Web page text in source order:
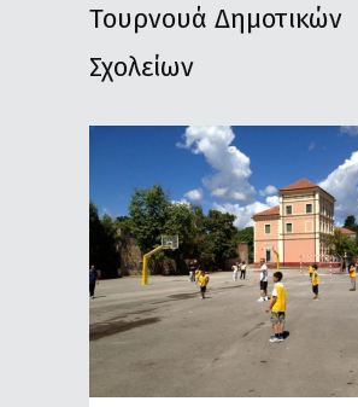
Τουρνουά Δημοτικών
Σχολείων